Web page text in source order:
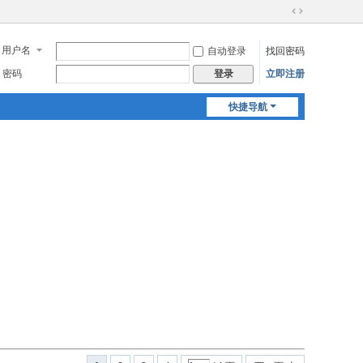
切
到
宽
用户名 自动登录
找回密码
密码
登录 立即注册
快捷导航